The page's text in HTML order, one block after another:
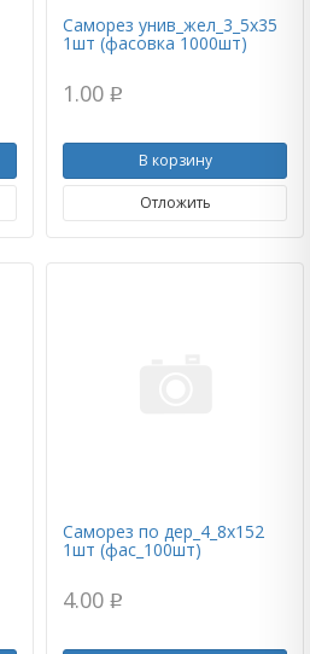
Саморез унив_жел_3_5х35
1шт (фасовка 1000шт)
1.00 p
В корзину
Отложить
Саморез по дер_4_8х152
1шт (фас_100шт)
4.00 p